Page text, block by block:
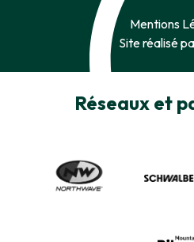
Mentions
Site réalisé
Réseaux et